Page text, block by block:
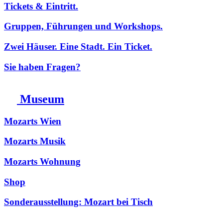
Tickets & Eintritt.
Gruppen, Führungen und Workshops.
Zwei Häuser. Eine Stadt. Ein Ticket.
Sie haben Fragen?
Museum
Mozarts Wien
Mozarts Musik
Mozarts Wohnung
Shop
Sonderausstellung: Mozart bei Tisch